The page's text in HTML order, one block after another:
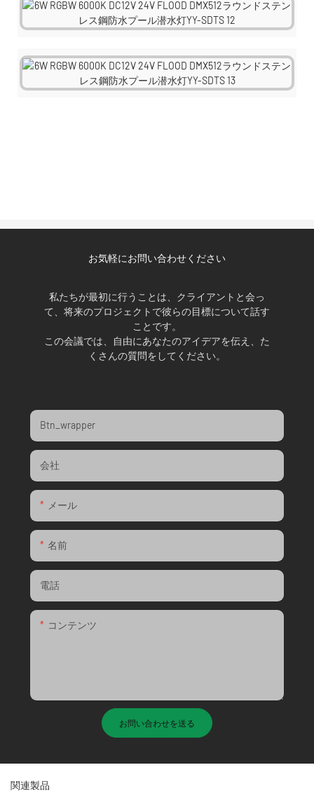
お気軽にお問い合わせください
私たちが最初に行うことは、クライアントと会っ
て、将来のプロジェクトで彼らの目標について話す
ことです。
この会議では、自由にあなたのアイデアを伝え、た
くさんの質問をしてください。
Btn_wrapper
会社
メール
名前
電話
コンテンツ
お問い合わせを送る
関連製品